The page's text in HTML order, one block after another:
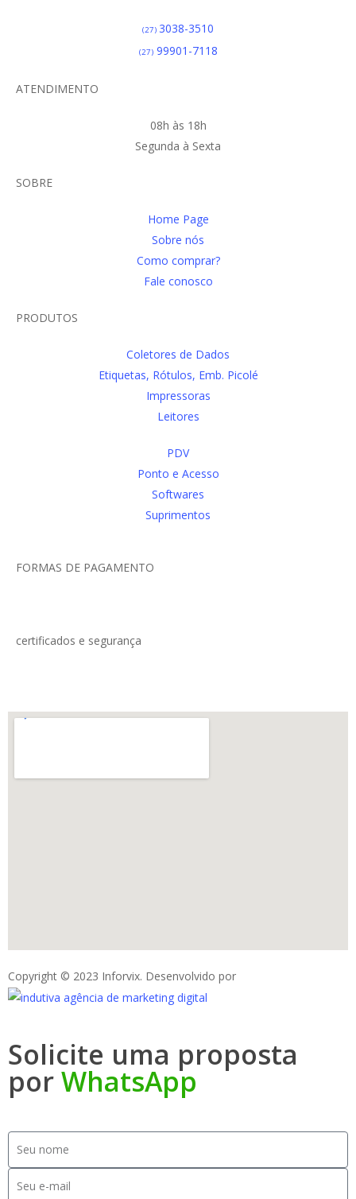
(27) 3038-3510
(27)99901-7118
ATENDIMENTO
08h às 18h
Segunda à Sexta
SOBRE
Home Page
Sobre nós
Como comprar?
Fale conosco
PRODUTOS
Coletores de Dados
Etiquetas, Rótulos, Emb. Picolé
Impressoras
Leitores
PDV
Ponto e Acesso
Softwares
Suprimentos
FORMAS DE PAGAMENTO
certificados e segurança
Copyright © 2023 Inforvix. Desenvolvido por
Solicite uma proposta
porWhatsApp